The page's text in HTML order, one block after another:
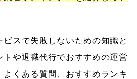
ビスで失敗しないための知識と
トや退職代行でおすすめの運営
よくある質問、おすすめランキ